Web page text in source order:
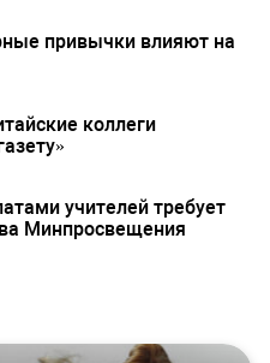
привычки влияют на
коллеги
учителей требует
Минпросвещения